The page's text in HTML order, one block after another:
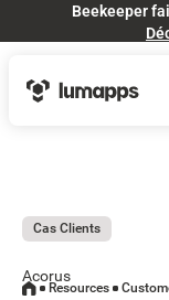
Beekeeper
Cas Clients
Acorus
Resources